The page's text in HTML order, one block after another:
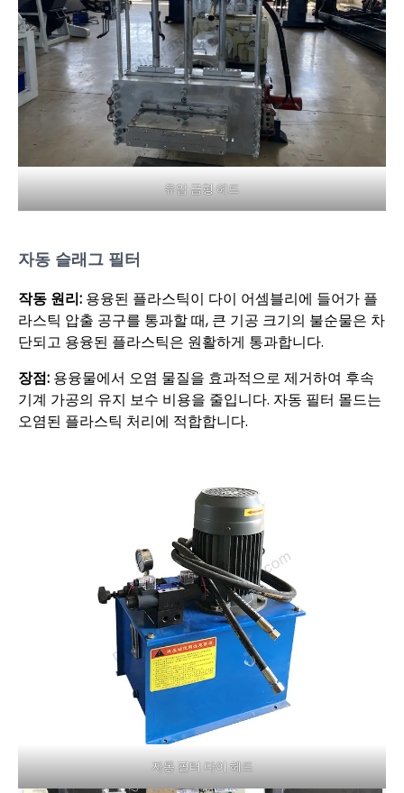
유압 금형 헤드
자동 슬래그 필터
작동 원리: 용융된 플라스틱이 다이 어셈블리에 들어가 플
라스틱 압출 공구를 통과할 때, 큰 기공 크기의 불순물은 차
단되고 용융된 플라스틱은 원활하게 통과합니다.
장점: 용융물에서 오염 물질을 효과적으로 제거하여 후속
기계 가공의 유지 보수 비용을 줄입니다. 자동 필터 몰드는
오염된 플라스틱 처리에 적합합니다.
자동 필터 다이 헤드